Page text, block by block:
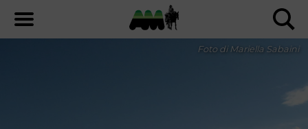
Foto di Mariella Sabaini